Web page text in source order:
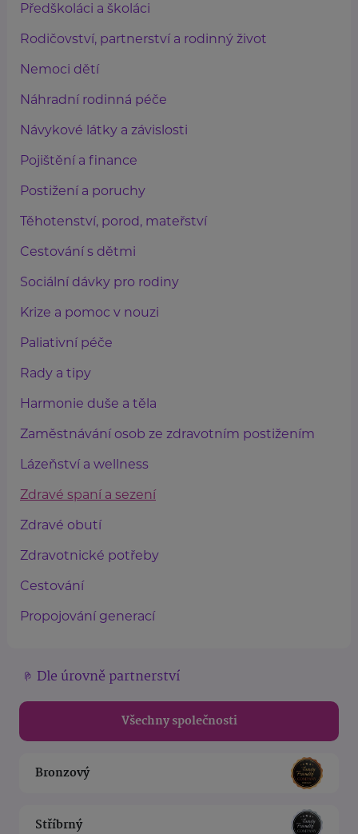
Předškoláci a školáci
Rodičovství, partnerství a rodinný život
Nemoci dětí
Náhradní rodinná péče
Návykové látky a závislosti
Pojištění a finance
Postižení a poruchy
Těhotenství, porod, mateřství
Cestování s dětmi
Sociální dávky pro rodiny
Krize a pomoc v nouzi
Paliativní péče
Rady a tipy
Harmonie duše a těla
Zaměstnávání osob ze zdravotním postižením
Lázeňství a wellness
Zdravé spaní a sezení
Zdravé obutí
Zdravotnické potřeby
Cestování
Propojování generací
Dle úrovně partnerství
Všechny společnosti
Bronzový
Stříbrný